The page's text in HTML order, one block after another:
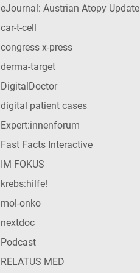
eJournal: Austrian Atopy Update
car-t-cell
congress x-press
derma-target
DigitalDoctor
digital patient cases
Expert:innenforum
Fast Facts Interactive
IM FOKUS
krebs:hilfe!
mol-onko
nextdoc
Podcast
RELATUS MED